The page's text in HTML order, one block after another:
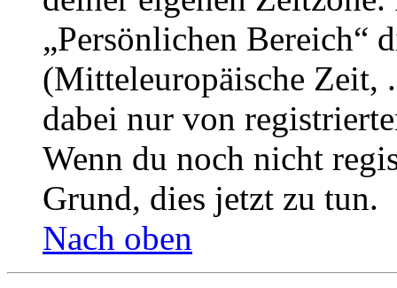
„Persönlichen Bereich“
(Mitteleuropäische Zeit,
dabei nur von
Wenn du noch nicht
Grund, dies jetzt zu tun.
Nach oben